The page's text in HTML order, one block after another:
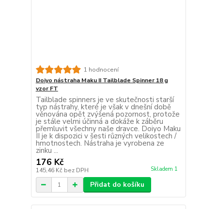
1 hodnocení
Doiyo nástraha Maku II Tailblade Spinner 18 g
vzor FT
Tailblade spinners je ve skutečnosti starší
typ nástrahy, které je však v dnešní době
věnována opět zvýšená pozornost, protože
je stále velmi účinná a dokáže k záběru
přemluvit všechny naše dravce. Doiyo Maku
II je k dispozici v šesti různých velikostech /
hmotnostech. Nástraha je vyrobena ze
zinku ...
176 Kč
145,46 Kč bez DPH Skladem 1
Přidat do košíku